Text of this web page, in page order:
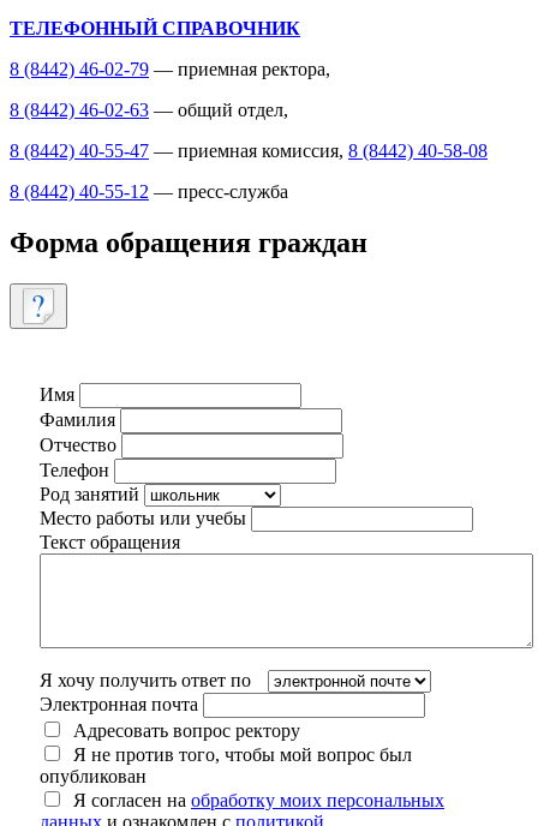
ТЕЛЕФОННЫЙ СПРАВОЧНИК
8 (8442) 46-02-79 — приемная ректора,
8 (8442) 46-02-63 — общий отдел,
8 (8442) 40-55-47 — приемная комиссия, 8 (8442) 40-58-08
8 (8442) 40-55-12 — пресс-служба
Форма обращения граждан
Имя
Фамилия
Отчество
Телефон
Род занятий
Место работы или учебы
Текст обращения
Я хочу получить ответ по
Электронная почта
Адресовать вопрос ректору
Я не против того, чтобы мой вопрос был
опубликован
Я согласен на обработку моих персональных